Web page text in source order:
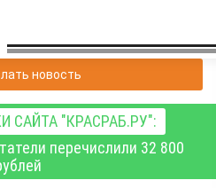
новость
"КРАСРАБ.РУ":
перечислили 32 800